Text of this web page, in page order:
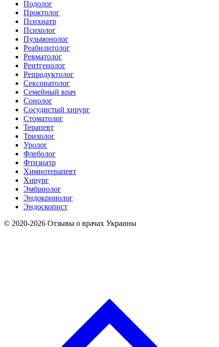
Подолог
Проктолог
Психиатр
Психолог
Пульмонолог
Реабилитолог
Ревматолог
Рентгенолог
Репродуктолог
Сексопатолог
Семейный врач
Сонолог
Сосудистый хирург
Стоматолог
Терапевт
Трихолог
Уролог
Флеболог
Фтизиатр
Химиотерапевт
Хирург
Эмбриолог
Эндокринолог
Эндоскопист
© 2020-2026 Отзывы о врачах Украины